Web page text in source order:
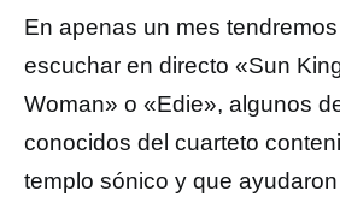
En apenas un mes
escuchar en directo «Sun
Woman» o «Edie», algunos
conocidos del cuarteto
templo sónico y que